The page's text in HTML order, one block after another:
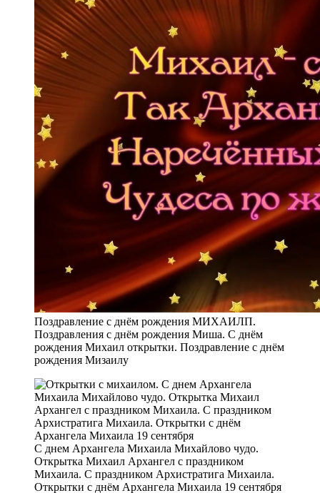
Поздравление с днём рождения МИХАИЛП.
Поздравления с днём рождения Миша. С днём
рождения Михаил открытки. Поздравление с днём
рождения Мизаилу
С днем Архангела Михаила Михайлово чудо.
Открытка Михаил Архангел с праздником
Михаила. С праздником Архистратига Михаила.
Открытки с днём Архангела Михаила 19 сентября